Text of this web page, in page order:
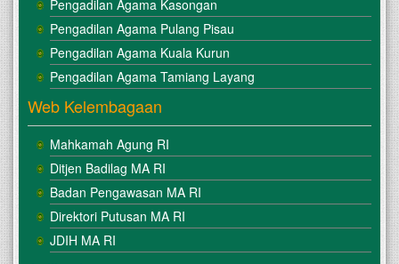
Pengadilan Agama Kasongan
Pengadilan Agama Pulang Pisau
Pengadilan Agama Kuala Kurun
Pengadilan Agama Tamiang Layang
Web Kelembagaan
Mahkamah Agung RI
Ditjen Badilag MA RI
Badan Pengawasan MA RI
Direktori Putusan MA RI
JDIH MA RI